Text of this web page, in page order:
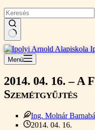
Nincs
találat
Menü
2014. 04. 16. – A
Szemétgyűjtés
Ing. Molnár
2014. 04. 16.